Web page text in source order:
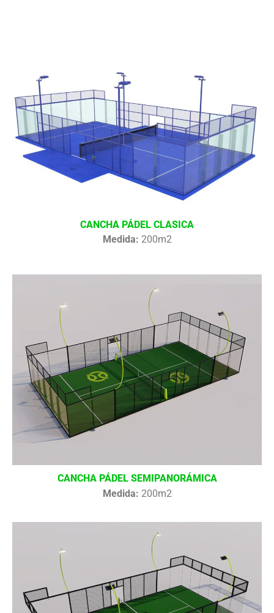
CANCHA PÁDEL CLASICA
Medida: 200m2
CANCHA PÁDEL SEMIPANORÁMICA
Medida: 200m2